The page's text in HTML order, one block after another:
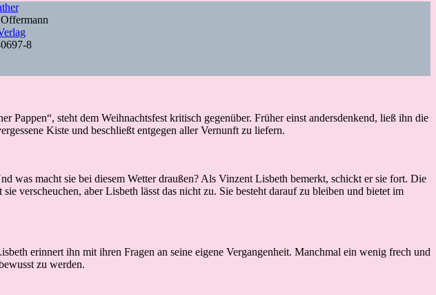
8
steht dem Weihnachtsfest kritisch gegenüber. Früher einst andersdenkend, ließ ihn die
Kiste und beschließt entgegen aller Vernunft zu liefern.
was macht sie bei diesem Wetter draußen? Als Vinzent Lisbeth bemerkt, schickt er sie fort. Die
verscheuchen, aber Lisbeth lässt das nicht zu. Sie besteht darauf zu bleiben und bietet im
erinnert ihn mit ihren Fragen an seine eigene Vergangenheit. Manchmal ein wenig frech und
zu werden.